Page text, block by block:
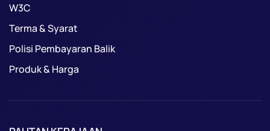
W3C
Terma & Syarat
Polisi Pembayaran Balik
Produk & Harga